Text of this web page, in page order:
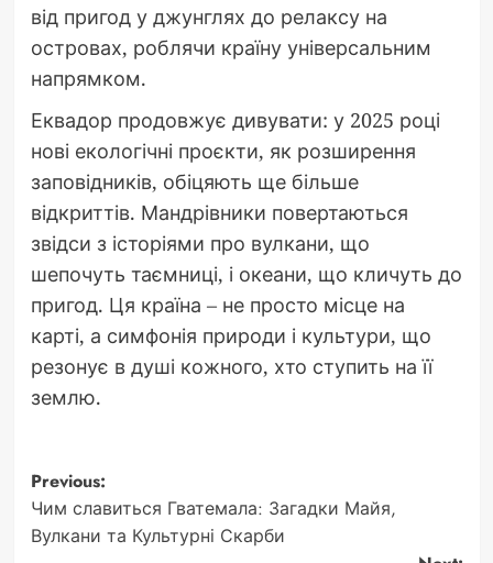
від пригод у джунглях до релаксу на
островах, роблячи країну універсальним
напрямком.
Еквадор продовжує дивувати: у 2025 році
нові екологічні проєкти, як розширення
заповідників, обіцяють ще більше
відкриттів. Мандрівники повертаються
звідси з історіями про вулкани, що
шепочуть таємниці, і океани, що кличуть до
пригод. Ця країна – не просто місце на
карті, а симфонія природи і культури, що
резонує в душі кожного, хто ступить на її
землю.
Post
navigation
Previous:
Чим славиться Гватемала: Загадки Майя,
Вулкани та Культурні Скарби